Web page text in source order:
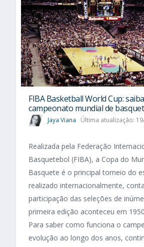
FIBA Basketball World Cup:
campeonato mundial de
Jaya Viana Última atualização:
Realizada pela Federação
Basquetebol (FIBA), a Copa do
Basquete é o principal torneio do
realizado internacionalmente,
participação das seleções de
primeira edição aconteceu em
Para saber como funciona o
evolução ao longo dos anos,